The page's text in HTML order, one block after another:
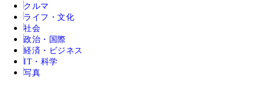
クルマ
ライフ・文化
社会
政治・国際
経済・ビジネス
IT・科学
写真